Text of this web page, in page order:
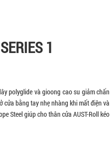
1
polyglide và gioong cao su giảm chấn
cửa bằng tay nhẹ nhàng khi mất điện và
Steel giúp cho thân cửa AUST-Roll kéo